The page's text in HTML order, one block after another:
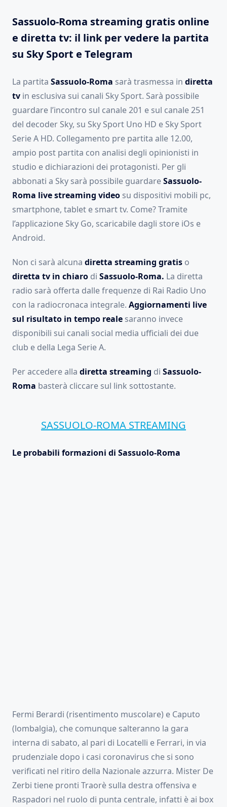
Sassuolo-Roma streaming gratis online
e diretta tv: il link per vedere la partita
su Sky Sport e Telegram
La partita Sassuolo-Roma sarà trasmessa in diretta
tv in esclusiva sui canali Sky Sport. Sarà possibile
guardare l’incontro sul canale 201 e sul canale 251
del decoder Sky, su Sky Sport Uno HD e Sky Sport
Serie A HD. Collegamento pre partita alle 12.00,
ampio post partita con analisi degli opinionisti in
studio e dichiarazioni dei protagonisti. Per gli
abbonati a Sky sarà possibile guardareSassuolo-
Roma live streaming video su dispositivi mobili pc,
smartphone, tablet e smart tv. Come? Tramite
l’applicazione Sky Go, scaricabile dagli store iOs e
Android.
Non ci sarà alcuna diretta streaming gratis o
diretta tv in chiaro di Sassuolo-Roma. La diretta
radio sarà offerta dalle frequenze di Rai Radio Uno
con la radiocronaca integrale. Aggiornamenti live
sul risultato in tempo reale saranno invece
disponibili sui canali social media ufficiali dei due
club e della Lega Serie A.
Per accedere alla diretta streaming di Sassuolo-
Roma basterà cliccare sul link sottostante.
SASSUOLO-ROMA STREAMING
Le probabili formazioni di Sassuolo-Roma
Fermi Berardi (risentimento muscolare) e Caputo
(lombalgia), che comunque salteranno la gara
interna di sabato, al pari di Locatelli e Ferrari, in via
prudenziale dopo i casi coronavirus che si sono
verificati nel ritiro della Nazionale azzurra. Mister De
Zerbi tiene pronti Traorè sulla destra offensiva e
Raspadori nel ruolo di punta centrale, infatti è ai box